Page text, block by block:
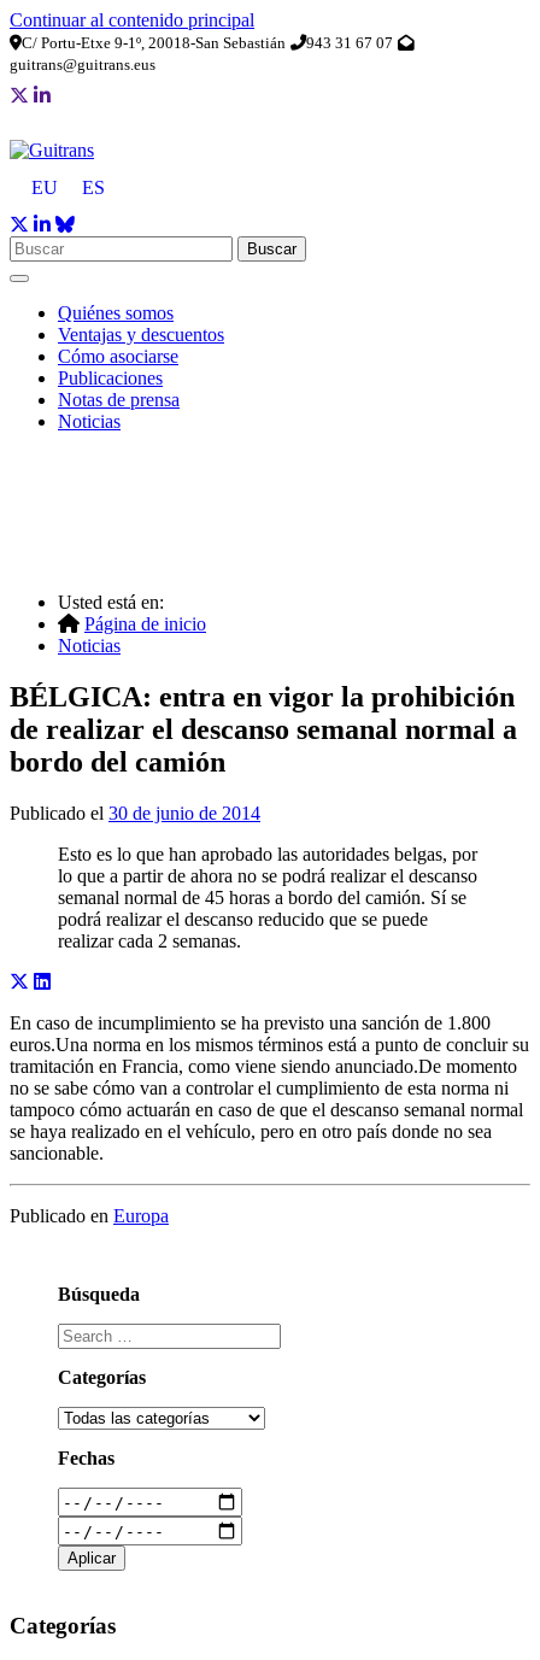
Continuar al contenido principal
C/ Portu-Etxe 9-1º, 20018-San Sebastián
943 31 67 07
guitrans@guitrans.eus
EU ES
Buscar
Quiénes somos
Ventajas y descuentos
Cómo asociarse
Publicaciones
Notas de prensa
Noticias
Usted está en:
Página de inicio
Noticias
BÉLGICA: entra en vigor la prohibición
de realizar el descanso semanal normal a
bordo del camión
Publicado el 30 de junio de 2014
Esto es lo que han aprobado las autoridades belgas, por
lo que a partir de ahora no se podrá realizar el descanso
semanal normal de 45 horas a bordo del camión. Sí se
podrá realizar el descanso reducido que se puede
realizar cada 2 semanas.
En caso de incumplimiento se ha previsto una sanción de 1.800
euros.Una norma en los mismos términos está a punto de concluir su
tramitación en Francia, como viene siendo anunciado.De momento
no se sabe cómo van a controlar el cumplimiento de esta norma ni
tampoco cómo actuarán en caso de que el descanso semanal normal
se haya realizado en el vehículo, pero en otro país donde no sea
sancionable.
Publicado en Europa
Búsqueda
Categorías
Fechas
Categorías